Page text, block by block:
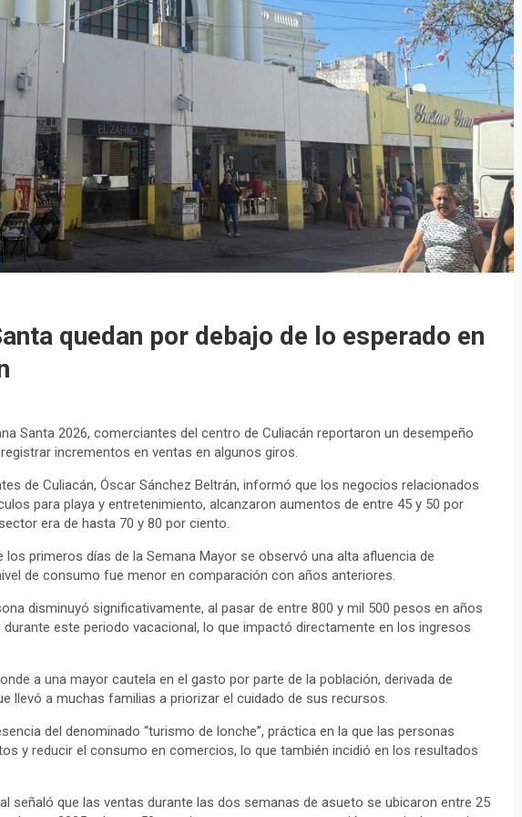
quedan por debajo de lo esperado en
Santa 2026, comerciantes del centro de Culiacán reportaron un desempeño
incrementos en ventas en algunos giros.
de Culiacán, Óscar Sánchez Beltrán, informó que los negocios relacionados
para playa y entretenimiento, alcanzaron aumentos de entre 45 y 50 por
era de hasta 70 y 80 por ciento.
los primeros días de la Semana Mayor se observó una alta afluencia de
de consumo fue menor en comparación con años anteriores.
disminuyó significativamente, al pasar de entre 800 y mil 500 pesos en años
este periodo vacacional, lo que impactó directamente en los ingresos
a una mayor cautela en el gasto por parte de la población, derivada de
llevó a muchas familias a priorizar el cuidado de sus recursos.
del denominado “turismo de lonche”, práctica en la que las personas
y reducir el consumo en comercios, lo que también incidió en los resultados
señaló que las ventas durante las dos semanas de asueto se ubicaron entre 25